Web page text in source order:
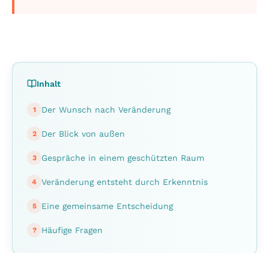
Inhalt
1 Der Wunsch nach Veränderung
2 Der Blick von außen
3 Gespräche in einem geschützten Raum
4 Veränderung entsteht durch Erkenntnis
5 Eine gemeinsame Entscheidung
? Häufige Fragen